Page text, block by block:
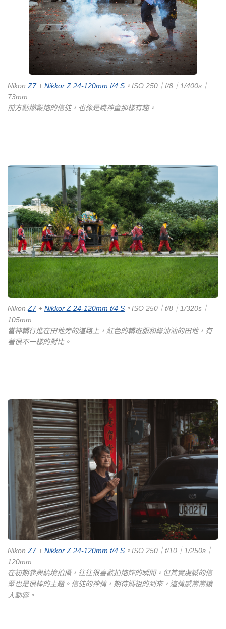
Nikon Z7+ Nikkor Z 24-120mm f/4 S 。ISO 250｜f/8｜1/400s｜
73mm
前方點燃鞭炮的信徒，也像是跳神童那樣有趣。
Nikon Z7+ Nikkor Z 24-120mm f/4 S 。ISO 250｜f/8｜1/320s｜
105mm
當神轎行進在田地旁的道路上，紅色的轎班服和綠油油的田地，有
著很不一樣的對比。
Nikon Z7+ Nikkor Z 24-120mm f/4 S 。ISO 250｜f/10｜1/250s｜
120mm
在初期參與繞境拍攝，往往很喜歡拍炮炸的瞬間。但其實虔誠的信
眾也是很棒的主題。信徒的神情，期待媽祖的到來，這情感常常讓
人動容。